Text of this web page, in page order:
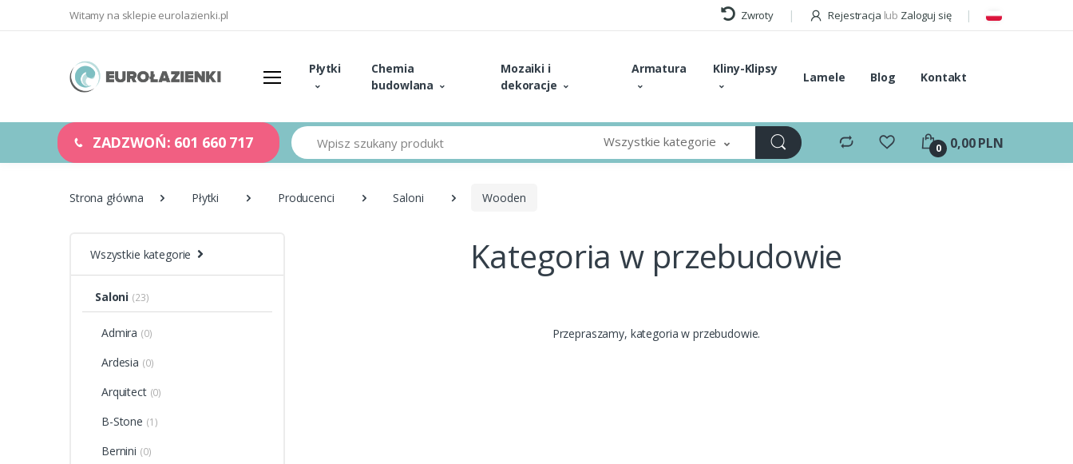
Witamy na sklepie eurolazienki.pl Zwroty Rejestracja lub Zaloguj się
Płytki
Chemia
budowlana
Mozaiki i
dekoracje
Armatura Kliny-Klipsy
Lamele Blog Kontakt
ZADZWOŃ: 601 660 717 Szukaj Wszystkie kategorie 0 0,00 PLN
Strona główna Płytki Producenci Saloni Wooden
Wszystkie kategorie
Saloni (23)
Admira (0)
Ardesia (0)
Arquitect (0)
B-Stone (1)
Bernini (0)
Kategoria w przebudowie
Przepraszamy, kategoria w przebudowie.